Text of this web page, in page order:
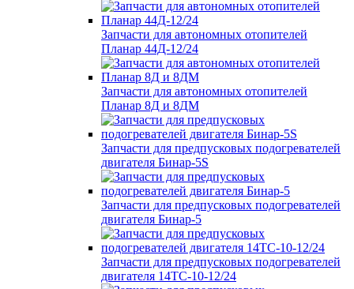
Запчасти для автономных отопителей
Планар 44Д-12/24
Запчасти для автономных отопителей
Планар 8Д и 8ДМ
Запчасти для предпусковых подогревателей
двигателя Бинар-5S
Запчасти для предпусковых подогревателей
двигателя Бинар-5
Запчасти для предпусковых подогревателей
двигателя 14ТС-10-12/24